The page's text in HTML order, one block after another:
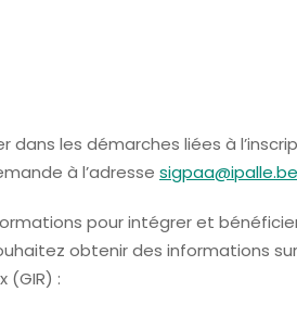
les démarches liées à
à l’adresse sigpaa@ipalle.be
pour intégrer et
obtenir des informations
(GIR) :